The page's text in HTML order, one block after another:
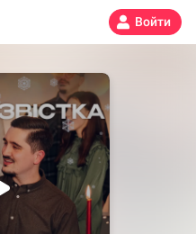
Войти